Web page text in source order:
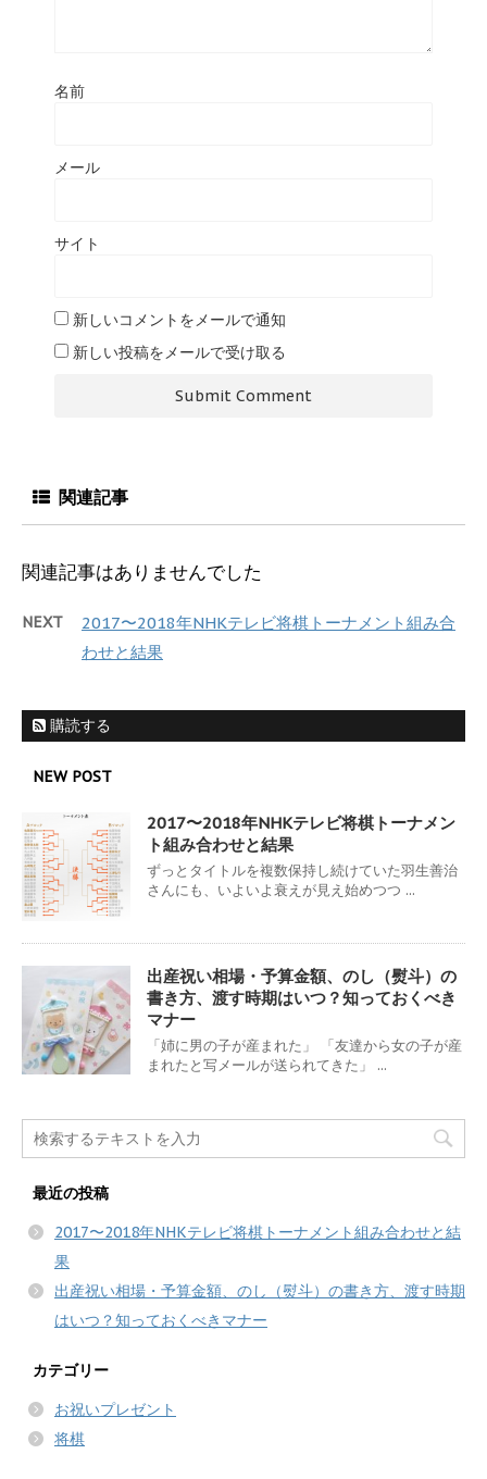
名前
メール
サイト
新しいコメントをメールで通知
新しい投稿をメールで受け取る
関連記事
関連記事はありませんでした
NEXT
2017〜2018年NHKテレビ将棋トーナメント組み合
わせと結果
購読する
NEW POST
2017〜2018年NHKテレビ将棋トーナメン
ト組み合わせと結果
ずっとタイトルを複数保持し続けていた羽生善治
さんにも、いよいよ衰えが見え始めつつ ...
出産祝い相場・予算金額、のし（熨斗）の
書き方、渡す時期はいつ？知っておくべき
マナー
「姉に男の子が産まれた」 「友達から女の子が産
まれたと写メールが送られてきた」 ...
最近の投稿
2017〜2018年NHKテレビ将棋トーナメント組み合わせと結
果
出産祝い相場・予算金額、のし（熨斗）の書き方、渡す時期
はいつ？知っておくべきマナー
カテゴリー
お祝いプレゼント
将棋